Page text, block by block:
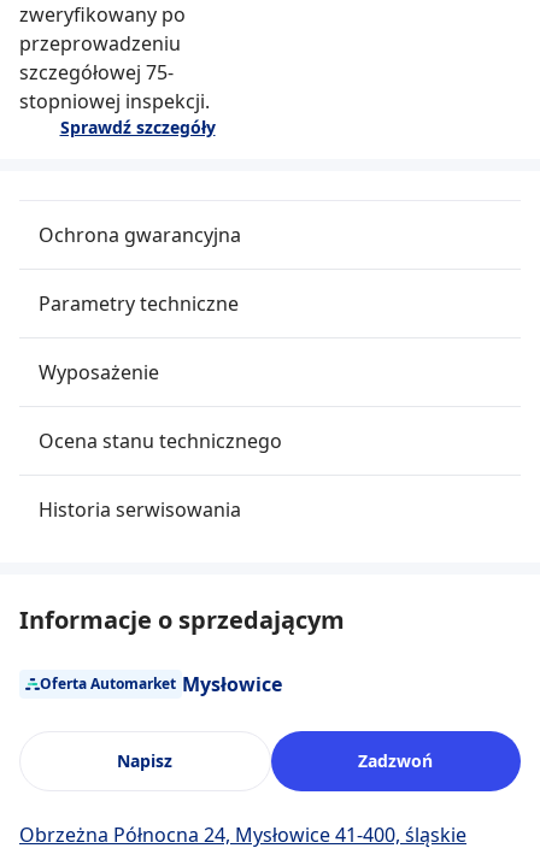
zweryfikowany po
przeprowadzeniu
szczegółowej 75-
stopniowej inspekcji.
Sprawdź szczegóły
Ochrona gwarancyjna
Parametry techniczne
Wyposażenie
Ocena stanu technicznego
Historia serwisowania
Informacje o sprzedającym
Oferta Automarket Mysłowice
Napisz Zadzwoń
Obrzeżna Północna 24, Mysłowice 41-400, śląskie